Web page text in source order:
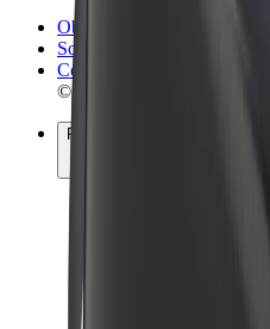
Obchodní podmínky
Soukromí
Cookies
© 2026 Bolt Technology OÜ
Produkty